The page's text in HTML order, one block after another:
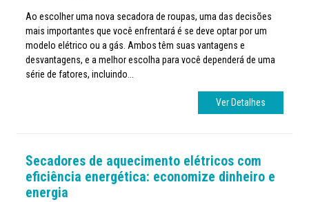
Ao escolher uma nova secadora de roupas, uma das decisões
mais importantes que você enfrentará é se deve optar por um
modelo elétrico ou a gás. Ambos têm suas vantagens e
desvantagens, e a melhor escolha para você dependerá de uma
série de fatores, incluindo...
Ver Detalhes
Secadores de aquecimento elétricos com
eficiência energética: economize dinheiro e
energia